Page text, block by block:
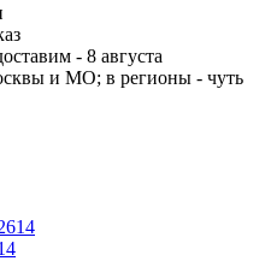
- 8 августа
и МО; в регионы - чуть